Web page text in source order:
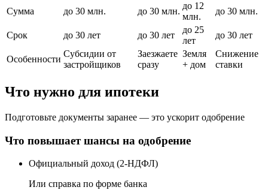
Сумма до 30 млн. до 30 млн.
до 12
млн.
до 30 млн.
Срок до 30 лет до 30 лет
до 25
лет
до 30 лет
Особенности
Субсидии от
застройщиков
Заезжаете
сразу
Земля
+ дом
Снижение
ставки
Что нужно для ипотеки
Подготовьте документы заранее — это ускорит одобрение
Что повышает шансы на одобрение
Официальный доход (2-НДФЛ)
Или справка по форме банка